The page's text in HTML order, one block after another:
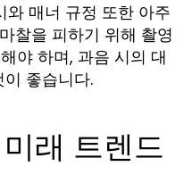
와 매너 규정 또한 아주
찰을 피하기 위해 촬영
야 하며, 과음 시의 대
좋습니다.
래 트렌드